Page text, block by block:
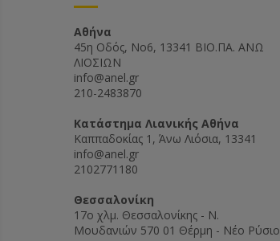
Αθήνα
45η Οδός, Νο6, 13341 ΒΙΟ.ΠΑ. ΑΝΩ
ΛΙΟΣΙΩΝ
info@anel.gr
210-2483870
Kατάστημα Λιανικής Αθήνα
Καππαδοκίας 1, Άνω Λιόσια, 13341
info@anel.gr
2102771180
Θεσσαλονίκη
17ο χλμ. Θεσσαλονίκης - Ν.
Μουδανιών 570 01 Θέρμη - Νέο Ρύσιο